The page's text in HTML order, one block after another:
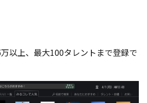
以上、最大100タレントまで登録で